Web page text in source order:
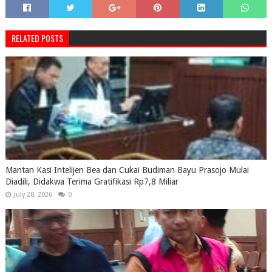
RELATED POSTS
Mantan Kasi Intelijen Bea dan Cukai Budiman Bayu Prasojo Mulai
Diadili, Didakwa Terima Gratifikasi Rp7,8 Miliar
July 28, 2026 0